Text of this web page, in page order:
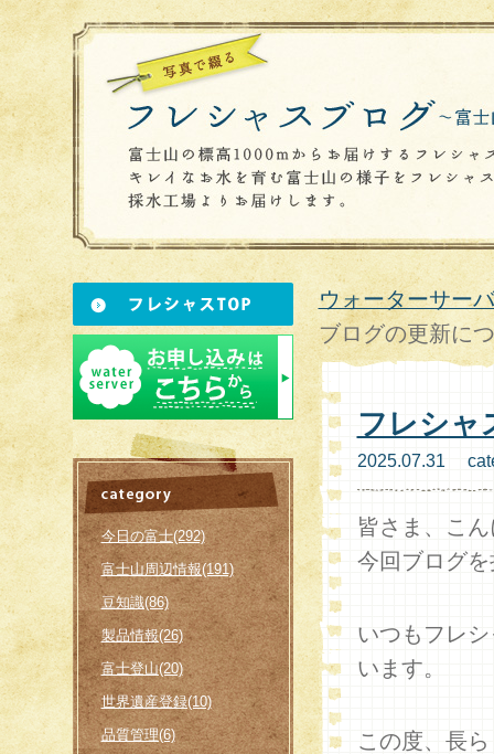
今日の富士(292)
富士山周辺情報(191)
豆知識(86)
製品情報(26)
富士登山(20)
世界遺産登録(10)
品質管理(6)
ウォーターサー
ブログの更新に
フレシャ
2025.07.31
皆さま、こ
今回ブログ
いつもフレ
います。
この度、長